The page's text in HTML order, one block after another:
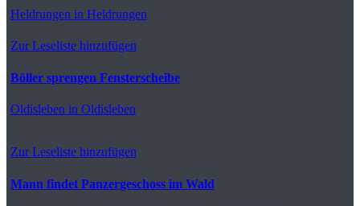
Heldrungen in Heldrungen
Zur Leseliste hinzufügen
Böller sprengen Fensterscheibe
Oldisleben in Oldisleben
Zur Leseliste hinzufügen
Mann findet Panzergeschoss im Wald